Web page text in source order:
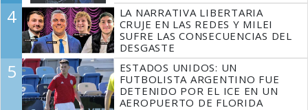
4
LA NARRATIVA LIBERTARIA
CRUJE EN LAS REDES Y MILEI
SUFRE LAS CONSECUENCIAS DEL
DESGASTE
5
ESTADOS UNIDOS: UN
FUTBOLISTA ARGENTINO FUE
DETENIDO POR EL ICE EN UN
AEROPUERTO DE FLORIDA